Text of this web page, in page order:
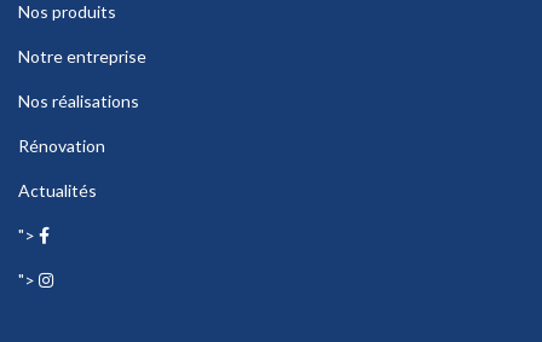
Nos produits
Notre entreprise
Nos réalisations
Rénovation
Actualités
">
">